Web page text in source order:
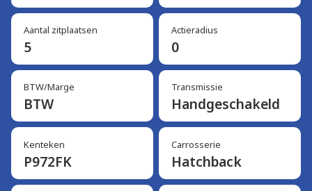
Aantal zitplaatsen
5
Actieradius
0
BTW/Marge
BTW
Transmissie
Handgeschakeld
Kenteken
P972FK
Carrosserie
Hatchback